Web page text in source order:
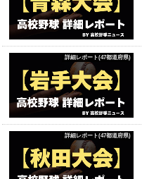
詳細レポート(47都道府県)
詳細レポート(47都道府県)